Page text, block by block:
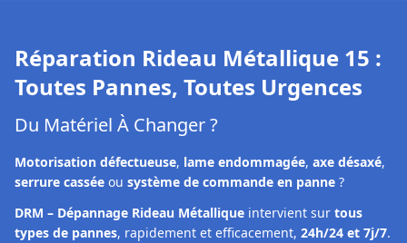
Réparation Rideau Métallique 15 :
Toutes Pannes, Toutes Urgences
Du Matériel À Changer ?
Motorisation défectueuse, lame endommagée, axe désaxé,
serrure cassée ou système de commande en panne ?
DRM – Dépannage Rideau Métallique intervient sur tous
types de pannes, rapidement et efficacement, 24h/24 et 7j/7.